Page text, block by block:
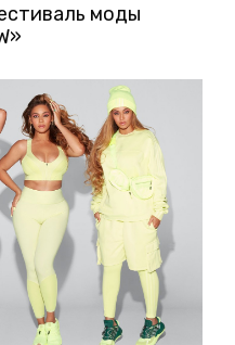
моды